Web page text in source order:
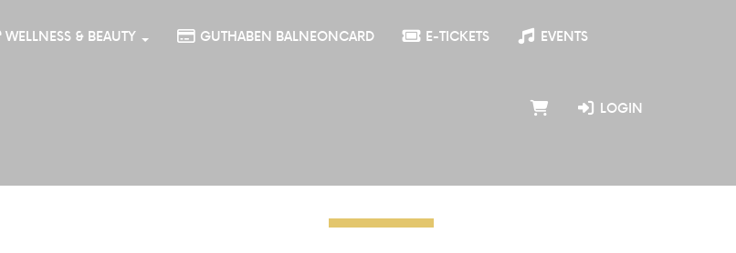
WELLNESS & BEAUTY GUTHABEN BALNEONCARD E-TICKETS EVENTS
LOGIN